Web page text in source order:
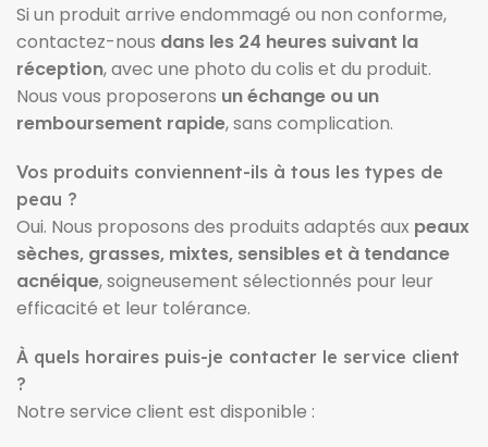
Si un produit arrive endommagé ou non conforme,
contactez-nous dans les 24 heures suivant la
réception, avec une photo du colis et du produit.
Nous vous proposerons un échange ou un
remboursement rapide, sans complication.
Vos produits conviennent-ils à tous les types de
peau ?
Oui. Nous proposons des produits adaptés aux peaux
sèches, grasses, mixtes, sensibles et à tendance
acnéique, soigneusement sélectionnés pour leur
efficacité et leur tolérance.
À quels horaires puis-je contacter le service client
?
Notre service client est disponible :